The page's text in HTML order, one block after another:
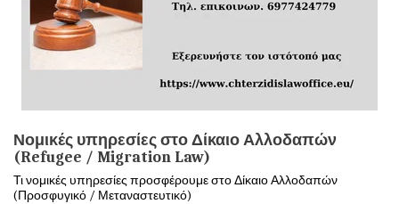
Νομικές υπηρεσίες στο Δίκαιο Αλλοδαπών
(Refugee / Migration Law)
Τι νομικές υπηρεσίες προσφέρουμε στο Δίκαιο Αλλοδαπών
(Προσφυγικό / Μεταναστευτικό)